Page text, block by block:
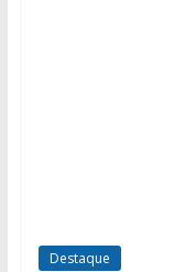
Destaque